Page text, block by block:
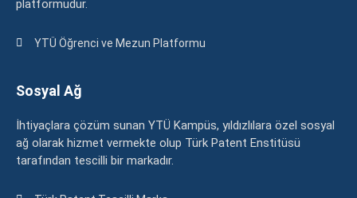
platformudur.
YTÜ Öğrenci ve Mezun Platformu
Sosyal Ağ
İhtiyaçlara çözüm sunan YTÜ Kampüs, yıldızlılara özel sosyal
ağ olarak hizmet vermekte olup Türk Patent Enstitüsü
tarafından tescilli bir markadır.